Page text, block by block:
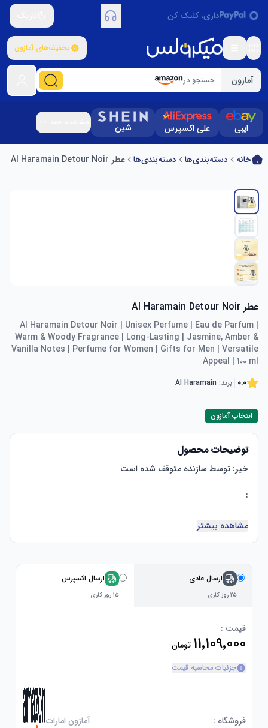
داری، کلیک کن
تخفیف‌های آمازون
آمازون جستجو در
ایبی علی اکسپرس شین
خانه دسته‌بندی‌ها دسته‌بندی‌ها عطر Al Haramain Detour Noir
عطر Al Haramain Detour Noir
Al Haramain Detour Noir | Unisex Perfume | Eau de Parfum |
Warm & Woody Fragrance | Long-Lasting | Jasmine, Amber &
Vanilla Notes | Perfume for Women | Gifts for Men | Versatile
Appeal | 100 ml
0.0 برند: Al Haramain
انتخاب آمازون
توضیحات محصول
مشاهده بیشتر
ارسال عادی
۲۵ روز کاری
ارسال اکسپرس
۱۵ روز کاری
قیمت :
۱۱٬۱۰۹٬۰۰۰ تومان
جزئیات محاسبه قیمت
فروشگاه : آمازون امارات